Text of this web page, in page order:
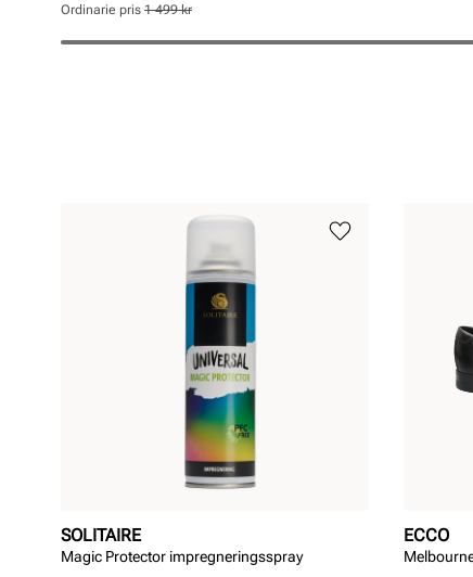
pris
Pris
pris
Pris
Ordinarie pris 1 499 kr
SOLITAIRE
Magic Protector impregneringsspray
ECCO